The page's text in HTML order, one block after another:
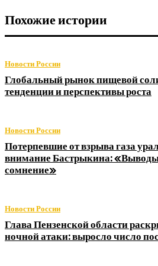
Похожие истории
Новости России
Глобальный рынок пищевой
тенденции и перспективы роста
Новости России
Потерпевшие от взрыва газа
внимание Бастрыкина: «Выводы
сомнение»
Новости России
Глава Пензенской области
ночной атаки: выросло число